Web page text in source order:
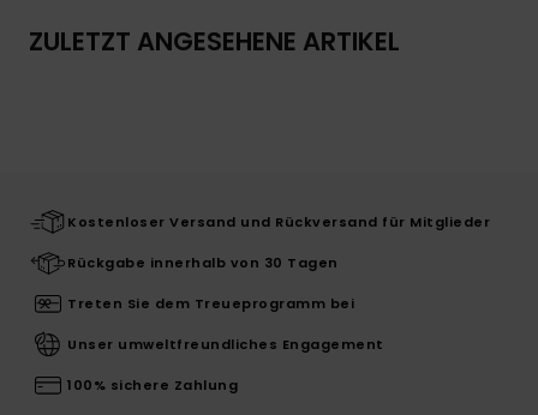
ZULETZT ANGESEHENE ARTIKEL
Kostenloser Versand und Rückversand für Mitglieder
Rückgabe innerhalb von 30 Tagen
Treten Sie dem Treueprogramm bei
Unser umweltfreundliches Engagement
100% sichere Zahlung